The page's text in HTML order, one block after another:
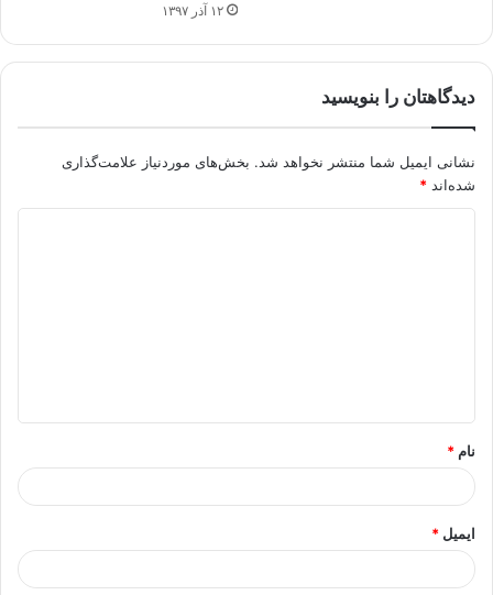
۱۲ آذر ۱۳۹۷
دیدگاهتان را بنویسید
نشانی ایمیل شما منتشر نخواهد شد. بخش‌های موردنیاز علامت‌گذاری
شده‌اند *
*
نام *
ایمیل *